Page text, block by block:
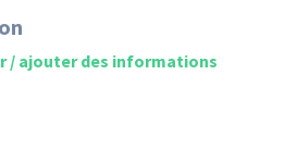
/ ajouter des informations